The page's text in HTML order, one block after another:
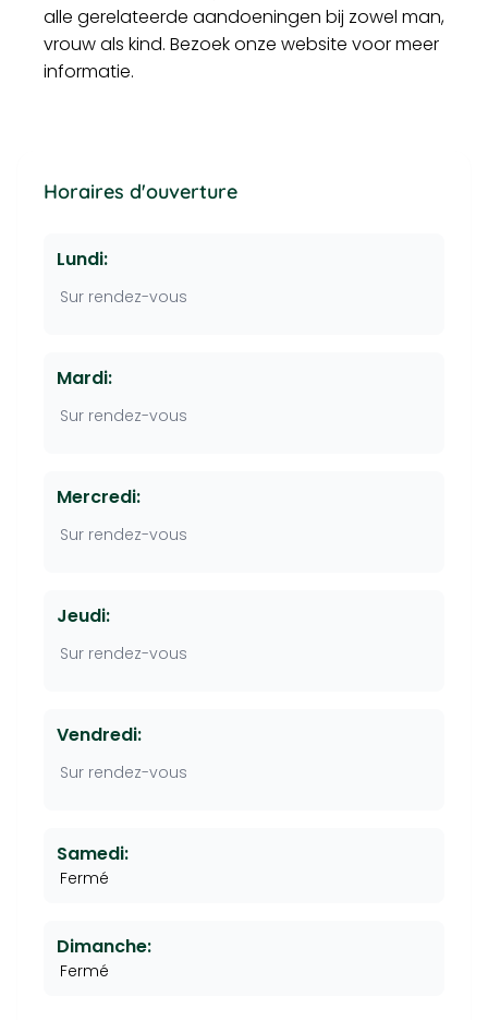
alle gerelateerde aandoeningen bij zowel man,
vrouw als kind. Bezoek onze website voor meer
informatie.
Horaires d'ouverture
Lundi:
Sur rendez-vous
Mardi:
Sur rendez-vous
Mercredi:
Sur rendez-vous
Jeudi:
Sur rendez-vous
Vendredi:
Sur rendez-vous
Samedi:
Fermé
Dimanche:
Fermé